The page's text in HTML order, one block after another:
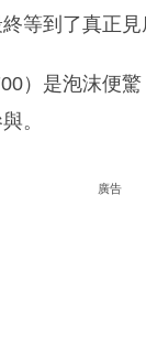
等到了真正
）是泡沫便
。
廣告